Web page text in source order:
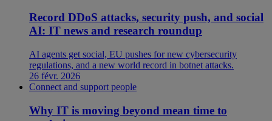
Record DDoS attacks, security push, and social
AI: IT news and research roundup
AI agents get social, EU pushes for new cybersecurity
regulations, and a new world record in botnet attacks.
26 févr. 2026
Connect and support people
Why IT is moving beyond mean time to